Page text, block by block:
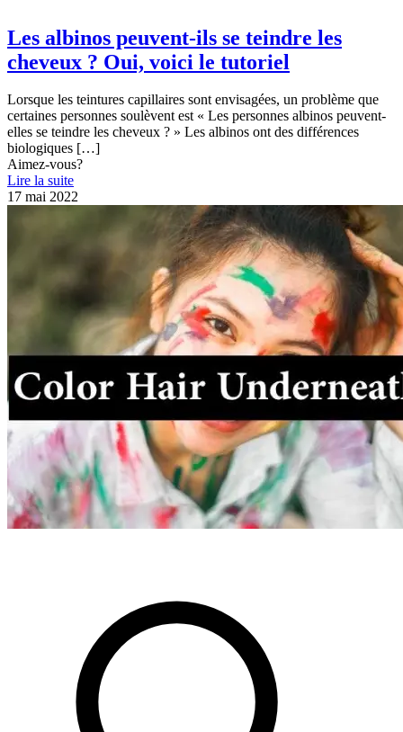
Les albinos peuvent-ils se teindre les
cheveux ? Oui, voici le tutoriel
Lorsque les teintures capillaires sont envisagées, un problème que
certaines personnes soulèvent est « Les personnes albinos peuvent-
elles se teindre les cheveux ? » Les albinos ont des différences
biologiques […]
Aimez-vous?
Lire la suite
17 mai 2022